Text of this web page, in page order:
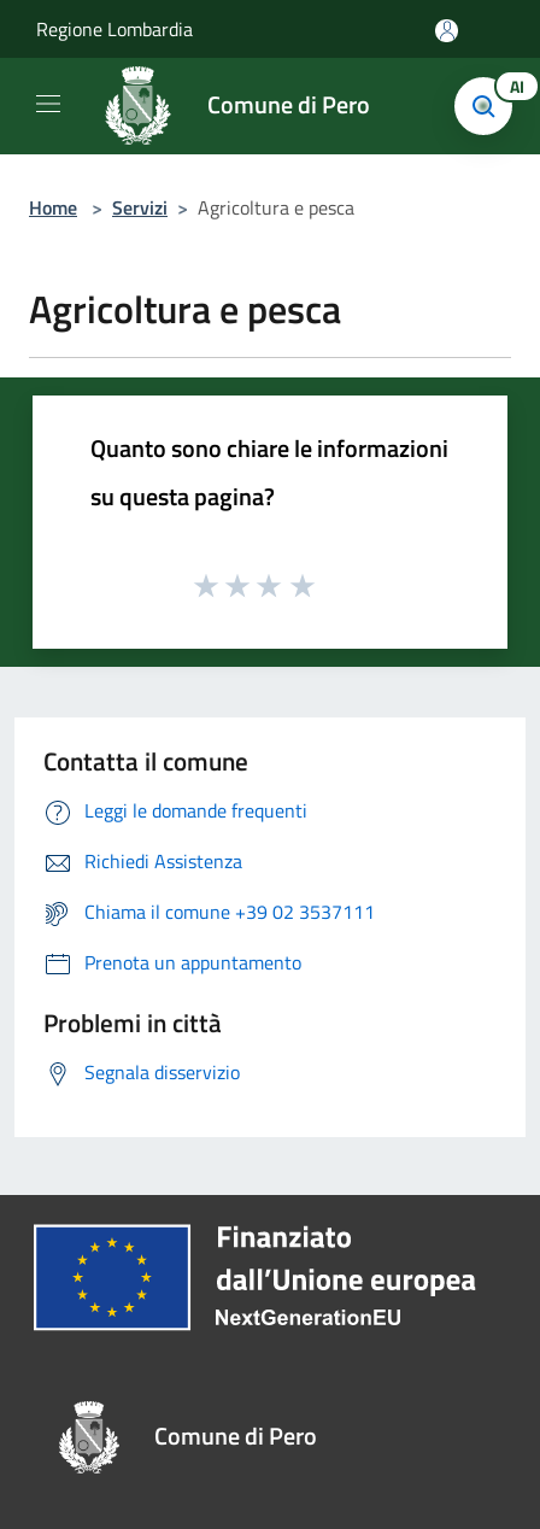
Regione Lombardia
Comune di Pero AI
Home > Servizi > Agricoltura e pesca
Agricoltura e pesca
Quanto sono chiare le informazioni
su questa pagina?
Contatta il comune
Leggi le domande frequenti
Richiedi Assistenza
Chiama il comune +39 02 3537111
Prenota un appuntamento
Problemi in città
Segnala disservizio
Comune di Pero